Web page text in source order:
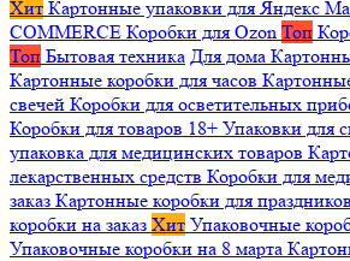
Хит Картонные упаковки для Яндекс
COMMERCE Коробки для Ozon Топ
Топ Бытовая техника Для дома
Картонные коробки для часов
свечей Коробки для осветительных
Коробки для товаров 18+ Упаковки для
упаковка для медицинских товаров
лекарственных средств Коробки для
заказ Картонные коробки для праздников
коробки на заказ Хит Упаковочные
Упаковочные коробки на 8 марта